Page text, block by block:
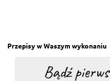
Przepisy w Waszym wykonaniu